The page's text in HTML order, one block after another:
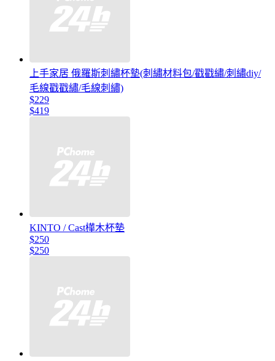
上手家居 俄羅斯刺繡杯墊(刺繡材料包/戳戳繡/刺繡diy/
毛線戳戳繡/毛線刺繡)
$229
$419
KINTO / Cast樺木杯墊
$250
$250